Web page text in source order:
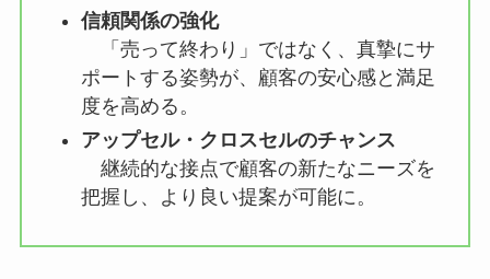
信頼関係の強化
「売って終わり」ではなく、真摯にサ
ポートする姿勢が、顧客の安心感と満足
度を高める。
アップセル・クロスセルのチャンス
継続的な接点で顧客の新たなニーズを
把握し、より良い提案が可能に。